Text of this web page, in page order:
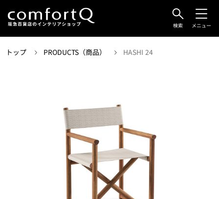
検索 メニュー
トップ PRODUCTS（商品） HASHI 24